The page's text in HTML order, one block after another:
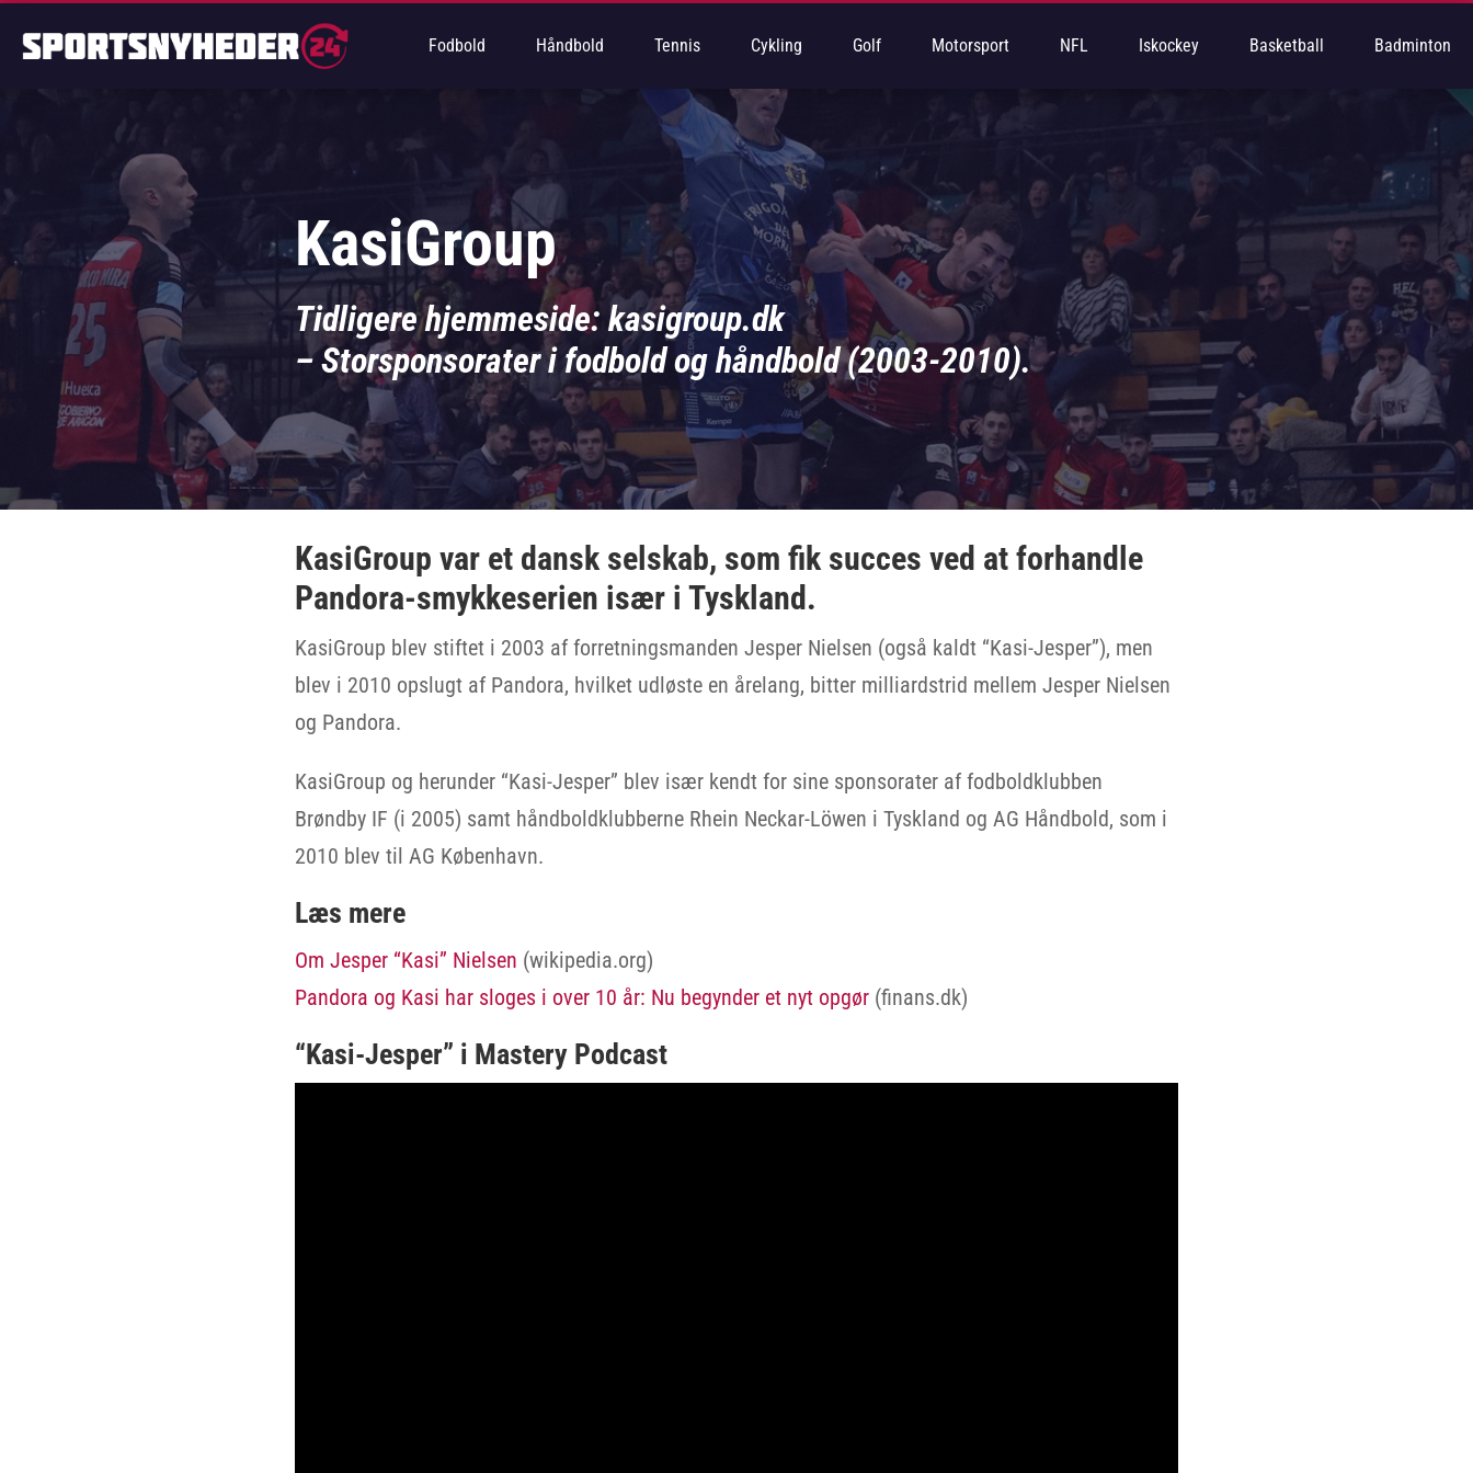
Fodbold Håndbold Tennis Cykling Golf Motorsport NFL Iskockey Basketball Badminton
KasiGroup
Tidligere hjemmeside: kasigroup.dk
– Storsponsorater i fodbold og håndbold (2003-2010).
KasiGroup var et dansk selskab, som fik succes ved at forhandle
Pandora-smykkeserien især i Tyskland.
KasiGroup blev stiftet i 2003 af forretningsmanden Jesper Nielsen (også kaldt “Kasi-Jesper”), men
blev i 2010 opslugt af Pandora, hvilket udløste en årelang, bitter milliardstrid mellem Jesper Nielsen
og Pandora.
KasiGroup og herunder “Kasi-Jesper” blev især kendt for sine sponsorater af fodboldklubben
Brøndby IF (i 2005) samt håndboldklubberne Rhein Neckar-Löwen i Tyskland og AG Håndbold, som i
2010 blev til AG København.
Læs mere
Om Jesper “Kasi” Nielsen (wikipedia.org)
Pandora og Kasi har sloges i over 10 år: Nu begynder et nyt opgør(finans.dk)
“Kasi-Jesper” i Mastery Podcast